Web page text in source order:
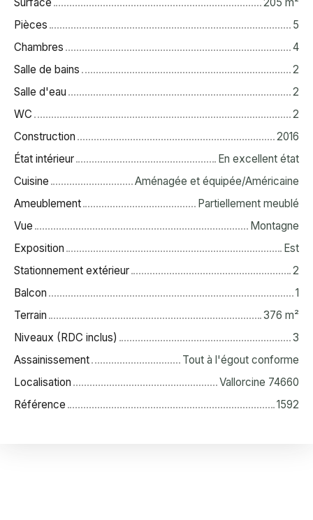
Surface
205 m²
Pièces
5
Chambres
4
Salle de bains
2
Salle d'eau
2
WC
2
Construction
2016
État intérieur
En excellent état
Cuisine
Aménagée et équipée/Américaine
Ameublement
Partiellement meublé
Vue
Montagne
Exposition
Est
Stationnement extérieur
2
Balcon
1
Terrain
376 m²
Niveaux (RDC inclus)
3
Assainissement
Tout à l'égout conforme
Localisation
Vallorcine 74660
Référence
1592